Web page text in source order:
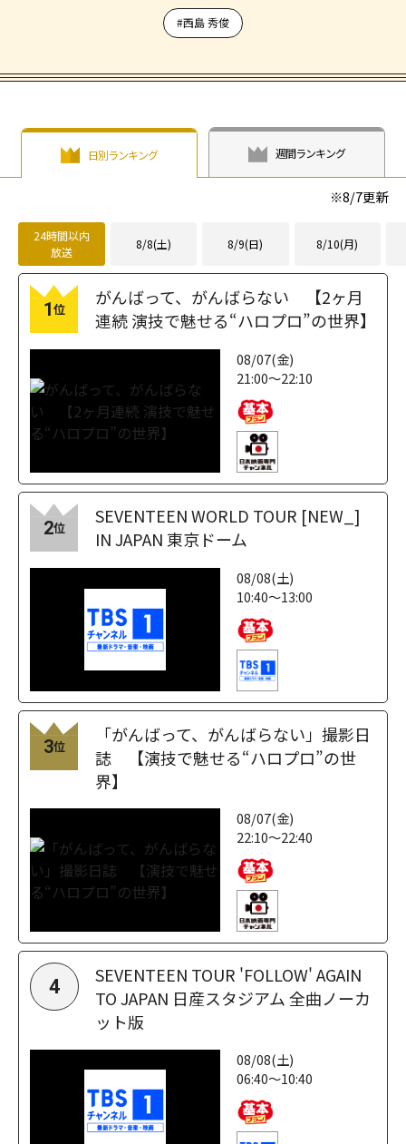
#西島 秀俊
日別ランキング 週間ランキング
※8/7更新
24時間以内
放送
8/8(土) 8/9(日) 8/10(月)
1 位
がんばって、がんばらない 【2ヶ月
連続 演技で魅せる“ハロプロ”の世界】
08/07(金)
21:00～22:10
2位
SEVENTEEN WORLD TOUR [NEW_]
IN JAPAN 東京ドーム
08/08(土)
10:40～13:00
3位
「がんばって、がんばらない」撮影日
誌 【演技で魅せる“ハロプロ”の世
界】
08/07(金)
22:10～22:40
4
SEVENTEEN TOUR 'FOLLOW' AGAIN
TO JAPAN 日産スタジアム 全曲ノーカ
ット版
08/08(土)
06:40～10:40